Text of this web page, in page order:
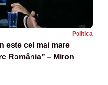
Politica
este cel mai mare
România” – Miron